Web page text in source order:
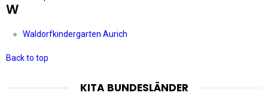
W
Waldorfkindergarten Aurich
Back to top
KITA BUNDESLÄNDER